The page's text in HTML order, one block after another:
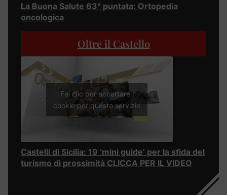
La Buona Salute 63° puntata: Ortopedia
oncologica
Oltre il Castello
Fai clic per accettare i
cookie per questo servizio
Castelli di Sicilia: 19 ‘mini guide’ per la sfida del
turismo di prossimità CLICCA PER IL VIDEO